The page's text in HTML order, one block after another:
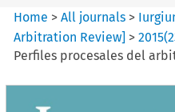
Home >All journals >
Arbitration Review] >2015(
Perfiles procesales del